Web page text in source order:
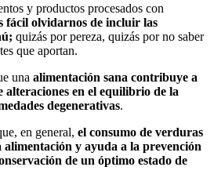
y productos procesados con
fácil olvidarnos de incluir las
quizás por pereza, quizás por no saber
que aportan.
una alimentación sana contribuye a
alteraciones en el equilibrio de la
degenerativas.
en general, el consumo de verduras
y ayuda a la prevención
de un óptimo estado de